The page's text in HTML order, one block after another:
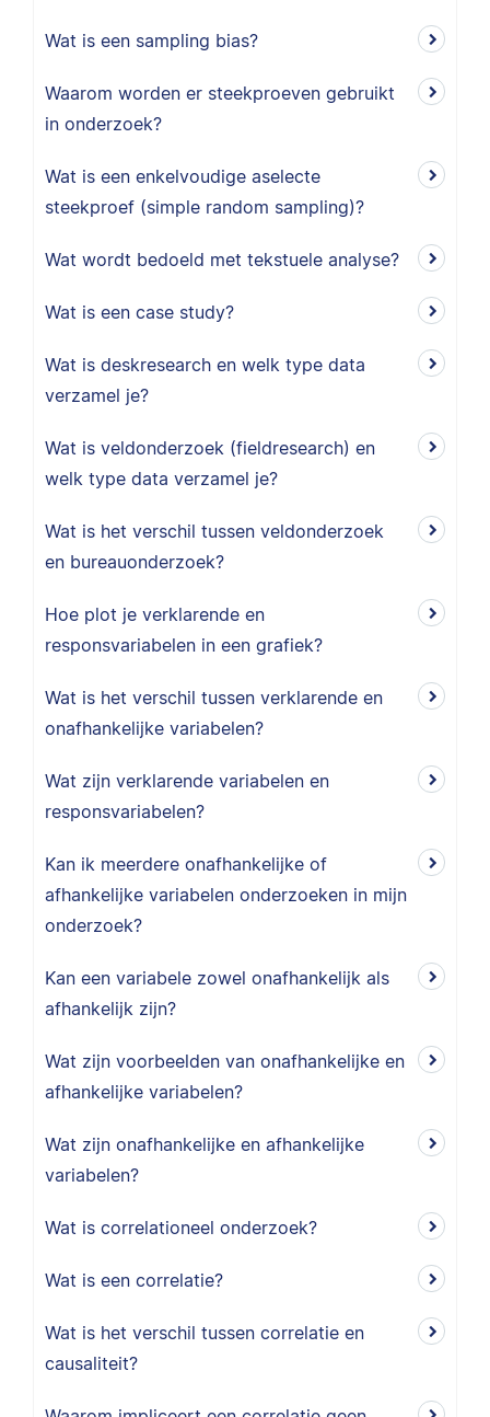
Wat is een sampling bias?
Waarom worden er steekproeven gebruikt
in onderzoek?
Wat is een enkelvoudige aselecte
steekproef (simple random sampling)?
Wat wordt bedoeld met tekstuele analyse?
Wat is een case study?
Wat is deskresearch en welk type data
verzamel je?
Wat is veldonderzoek (fieldresearch) en
welk type data verzamel je?
Wat is het verschil tussen veldonderzoek
en bureauonderzoek?
Hoe plot je verklarende en
responsvariabelen in een grafiek?
Wat is het verschil tussen verklarende en
onafhankelijke variabelen?
Wat zijn verklarende variabelen en
responsvariabelen?
Kan ik meerdere onafhankelijke of
afhankelijke variabelen onderzoeken in mijn
onderzoek?
Kan een variabele zowel onafhankelijk als
afhankelijk zijn?
Wat zijn voorbeelden van onafhankelijke en
afhankelijke variabelen?
Wat zijn onafhankelijke en afhankelijke
variabelen?
Wat is correlationeel onderzoek?
Wat is een correlatie?
Wat is het verschil tussen correlatie en
causaliteit?